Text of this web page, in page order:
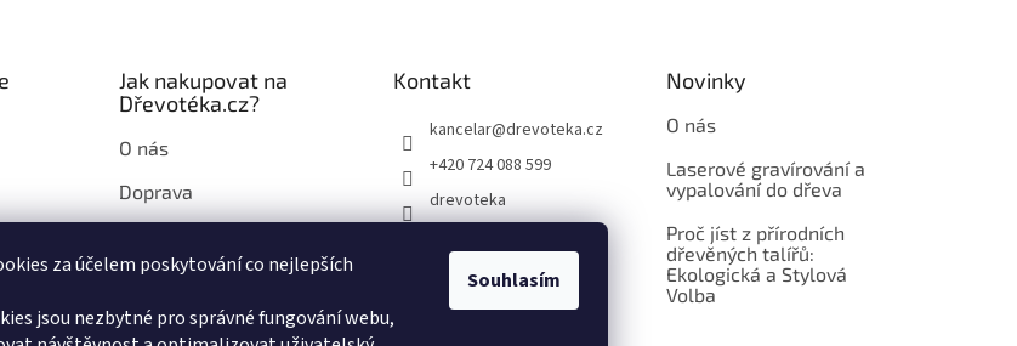
za účelem poskytování co nejlepších
jsou nezbytné pro správné fungování webu,
Souhlasím
Jak nakupovat na
Dřevotéka.cz?
O nás
Doprava
Dřevotéka.cz
Kontakt
kancelar@drevoteka.cz
+420 724 088 599
drevoteka
Novinky
O nás
Laserové gravírování a
vypalování do dřeva
Proč jíst z přírodních
dřevěných talířů:
Ekologická a Stylová
Volba